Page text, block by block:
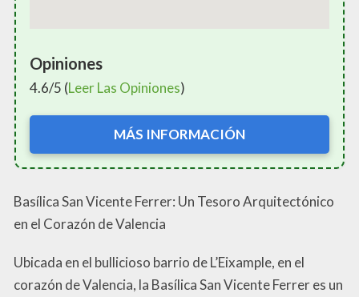
Opiniones
4.6/5 (Leer Las Opiniones)
MÁS INFORMACIÓN
Basílica San Vicente Ferrer: Un Tesoro Arquitectónico
en el Corazón de Valencia
Ubicada en el bullicioso barrio de L’Eixample, en el
corazón de Valencia, la Basílica San Vicente Ferrer es un